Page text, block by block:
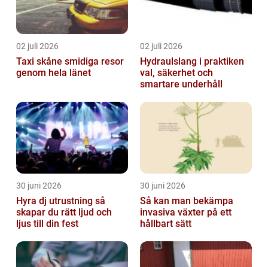
02 juli 2026
Taxi skåne smidiga resor
genom hela länet
02 juli 2026
Hydraulslang i praktiken
val, säkerhet och
smartare underhåll
30 juni 2026
Hyra dj utrustning så
skapar du rätt ljud och
ljus till din fest
30 juni 2026
Så kan man bekämpa
invasiva växter på ett
hållbart sätt